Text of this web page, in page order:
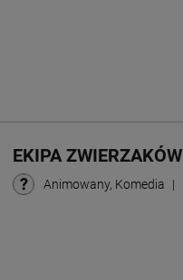
EKIPA ZWIERZAKÓW
Animowany, Komedia |